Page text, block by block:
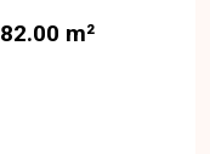
82.00 m²